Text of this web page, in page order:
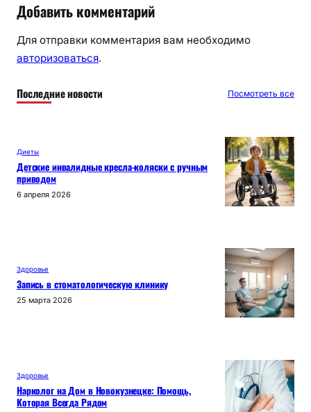
Добавить комментарий
Для отправки комментария вам необходимо
авторизоваться.
Последние новости Посмотреть все
Диеты
Детские инвалидные кресла-коляски с ручным
приводом
6 апреля 2026
Здоровье
Запись в стоматологическую клинику
25 марта 2026
Здоровье
Нарколог на Дом в Новокузнецке: Помощь,
Которая Всегда Рядом